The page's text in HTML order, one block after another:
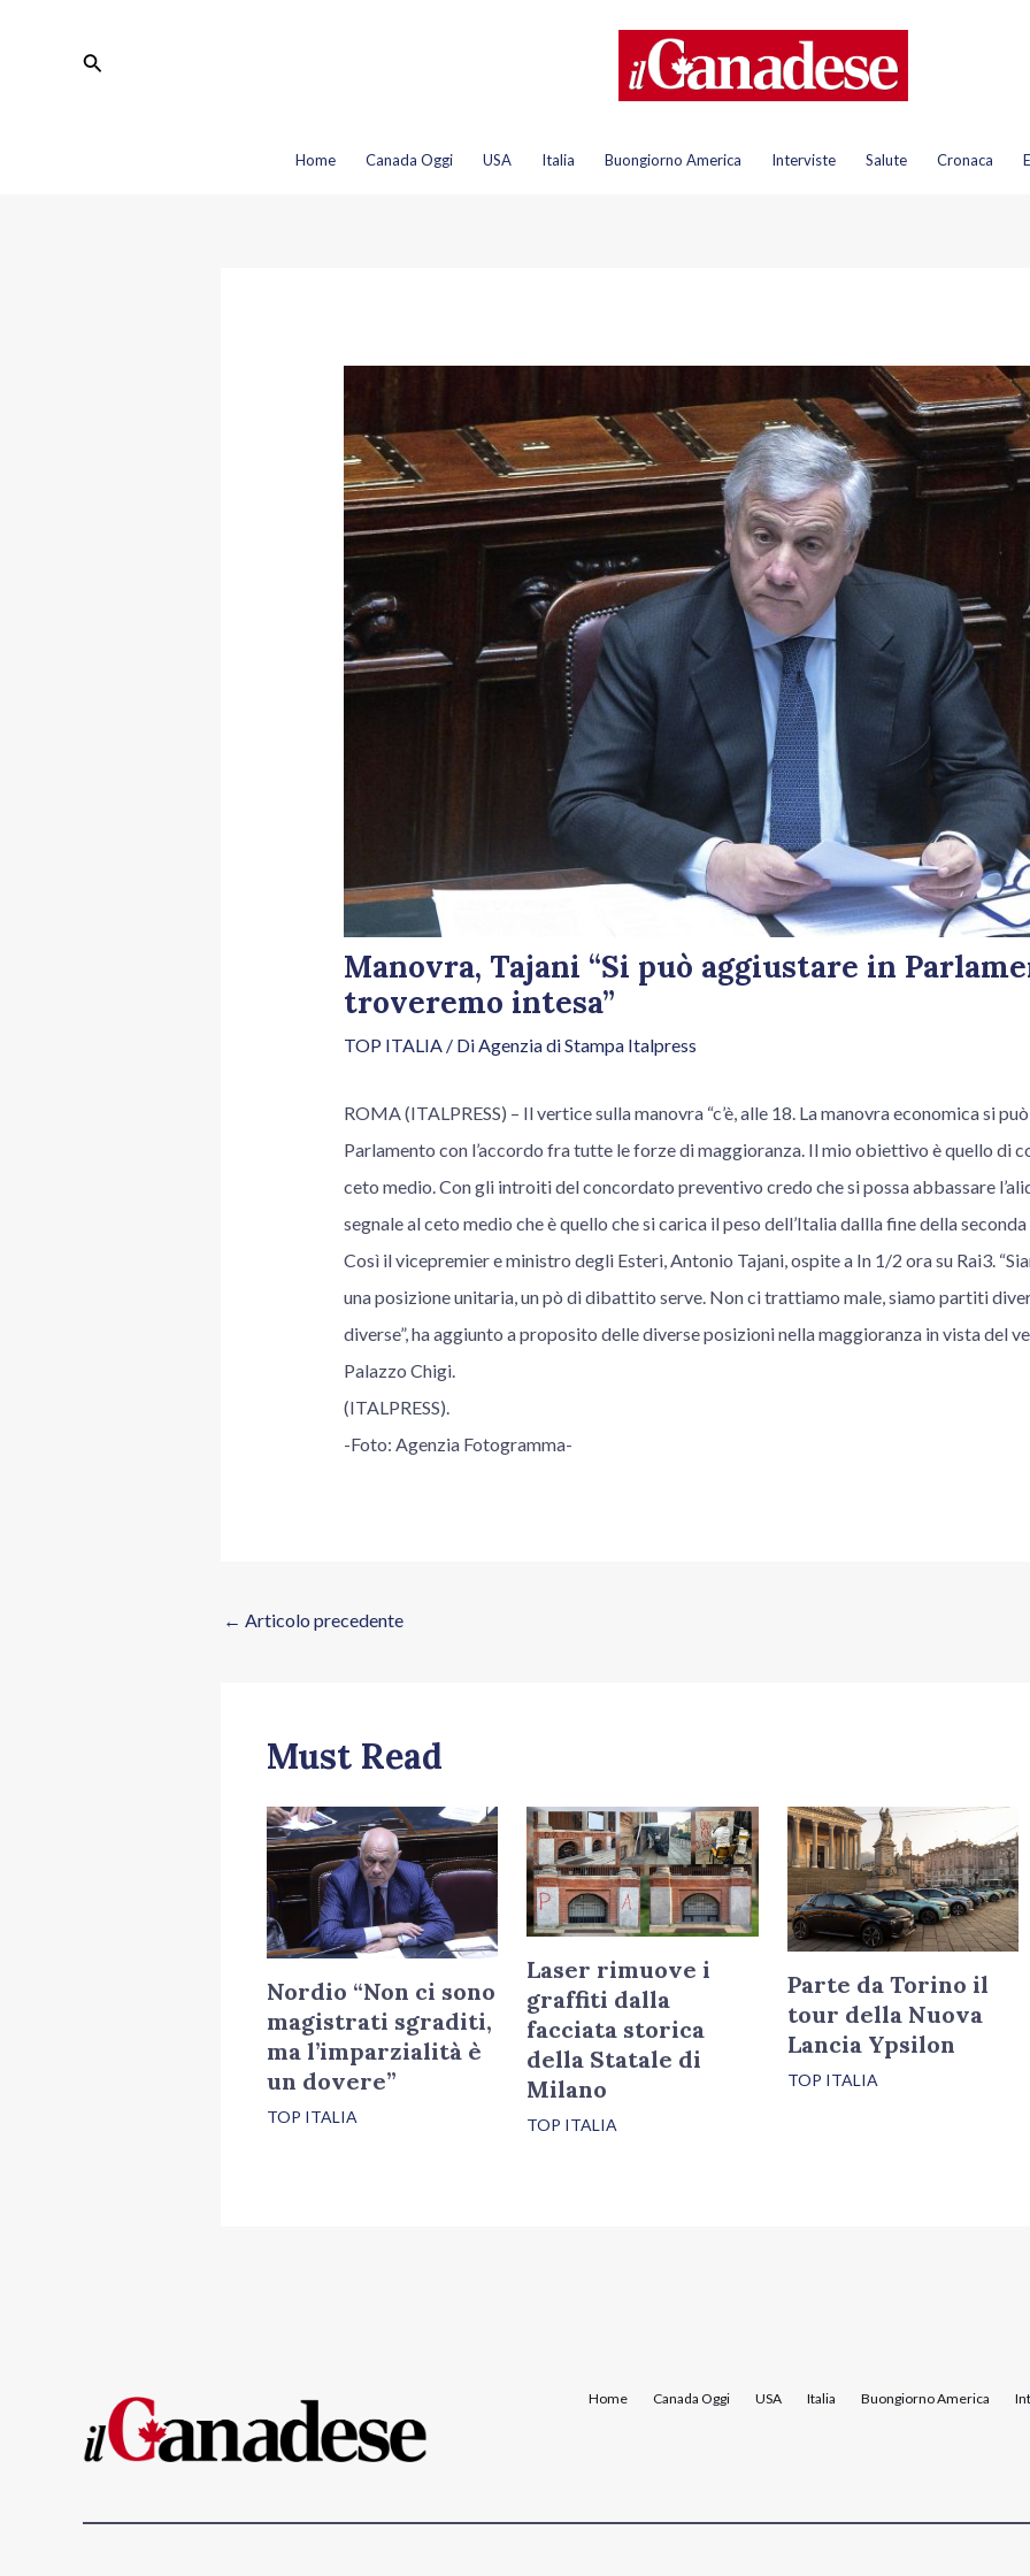
Cerca
Home Canada Oggi USA Italia Buongiorno America Interviste Salute Cronaca
Manovra, Tajani “Si può aggiustare in
troveremo intesa”
TOP ITALIA/ DiAgenzia di Stampa Italpress
ROMA (ITALPRESS) – Il vertice sulla manovra “c’è, alle 18. La manovra economica si
Parlamento con l’accordo fra tutte le forze di maggioranza. Il mio obiettivo è quello di
ceto medio. Con gli introiti del concordato preventivo credo che si possa abbassare
segnale al ceto medio che è quello che si carica il peso dell’Italia dallla fine della seconda
Così il vicepremier e ministro degli Esteri, Antonio Tajani, ospite a In 1/2 ora su Rai3.
una posizione unitaria, un pò di dibattito serve. Non ci trattiamo male, siamo partiti
diverse”, ha aggiunto a proposito delle diverse posizioni nella maggioranza in vista del
Palazzo Chigi.
(ITALPRESS).
-Foto: Agenzia Fotogramma-
← Articolo precedente
Must Read
Nordio “Non ci sono
magistrati sgraditi,
ma l’imparzialità è
un dovere”
TOP ITALIA
Laser rimuove i
graffiti dalla
facciata storica
della Statale di
Milano
TOP ITALIA
Parte da Torino il
tour della Nuova
Lancia Ypsilon
TOP ITALIA
Home Canada Oggi USA Italia Buongiorno America